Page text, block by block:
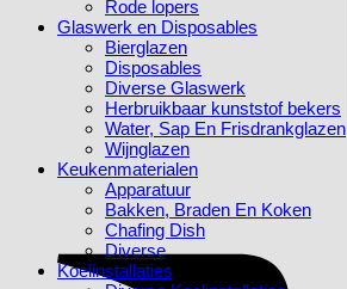
Rode lopers
Glaswerk en Disposables
Bierglazen
Disposables
Diverse Glaswerk
Herbruikbaar kunststof bekers
Water, Sap En Frisdrankglazen
Wijnglazen
Keukenmaterialen
Apparatuur
Bakken, Braden En Koken
Chafing Dish
Diverse
Koelinstallaties